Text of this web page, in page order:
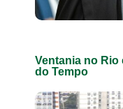
Ventania no Rio
do Tempo